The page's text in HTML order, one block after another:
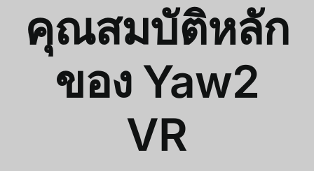
คุณสมบัติหลัก
ของ Yaw2
VR